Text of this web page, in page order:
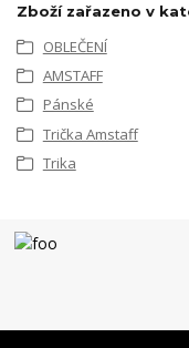
Zboží zařazeno v
OBLEČENÍ
AMSTAFF
Pánské
Trička Amstaff
Trika